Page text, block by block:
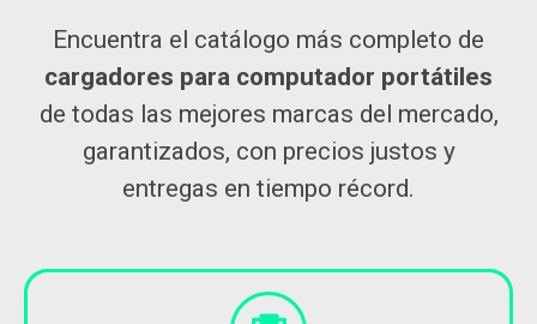
Encuentra el catálogo más completo de
cargadores para computador portátiles
de todas las mejores marcas del mercado,
garantizados, con precios justos y
entregas en tiempo récord.